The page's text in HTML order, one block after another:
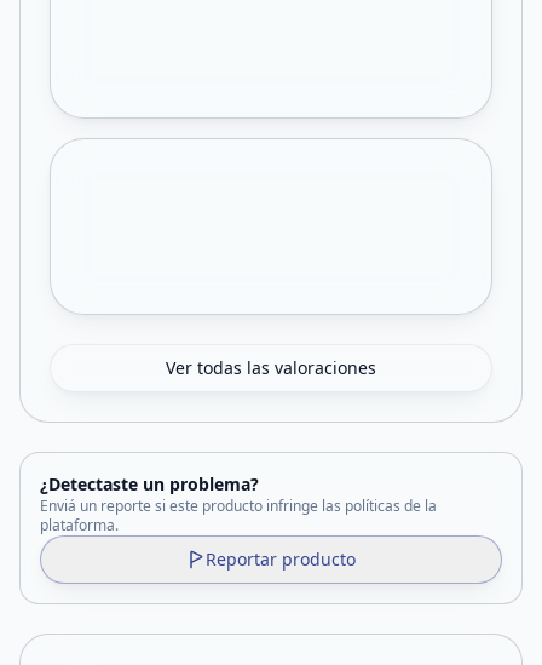
Ver todas las valoraciones
¿Detectaste un problema?
Enviá un reporte si este producto infringe las políticas de la
plataforma.
Reportar producto